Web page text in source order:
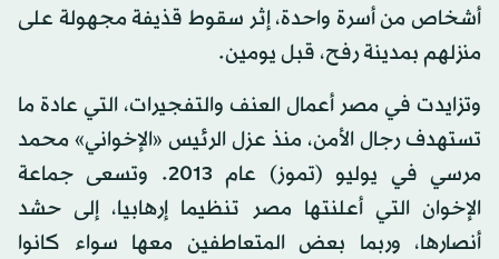
أشخاص من أسرة واحدة، إثر سقوط قذيفة مجهولة على
منزلهم بمدينة رفح، قبل يومين.
وتزايدت في مصر أعمال العنف والتفجيرات، التي عادة ما
تستهدف رجال الأمن، منذ عزل الرئيس «الإخواني» محمد
مرسي في يوليو (تموز) عام 2013. وتسعى جماعة
الإخوان التي أعلنتها مصر تنظيما إرهابيا، إلى حشد
أنصارها، وربما بعض المتعاطفين معها سواء كانوا